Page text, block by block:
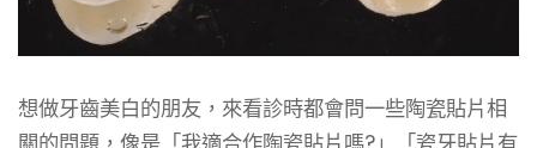
想做牙齒美白的朋友，來看診時都會問一些陶瓷貼片相